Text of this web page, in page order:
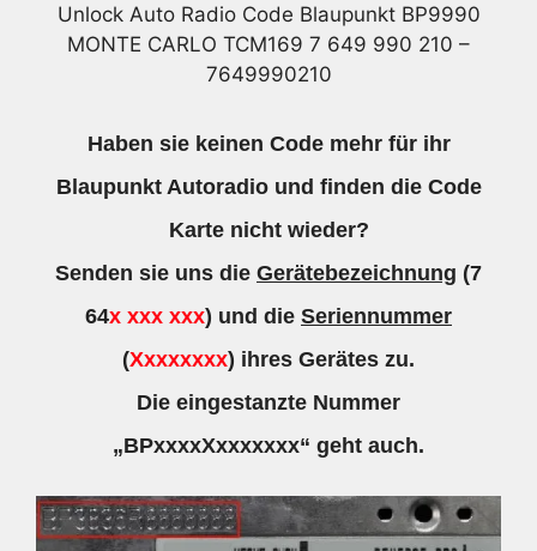
Unlock Auto Radio Code Blaupunkt BP9990
MONTE CARLO TCM169 7 649 990 210 –
7649990210
Haben sie keinen Code mehr für ihr
Blaupunkt Autoradio und finden die Code
Karte nicht wieder?
Senden sie uns die Gerätebezeichnung (7
64x xxx xxx) und die Seriennummer
(Xxxxxxxx) ihres Gerätes zu.
Die eingestanzte Nummer
„BPxxxxXxxxxxxx“ geht auch.